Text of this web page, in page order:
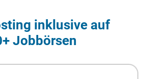
inklusive auf
Jobbörsen